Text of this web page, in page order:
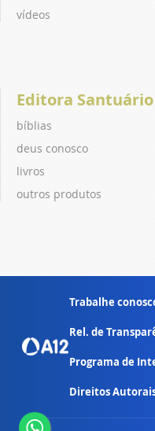
vídeos
Editora Santuário
bíblias
deus conosco
livros
outros produtos
Trabalhe
Rel. de
Programa de
Direitos